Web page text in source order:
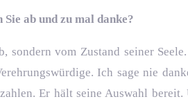
ab und zu mal danke?
vom Zustand seiner
Ich sage nie
Er hält seine Auswahl bereit.